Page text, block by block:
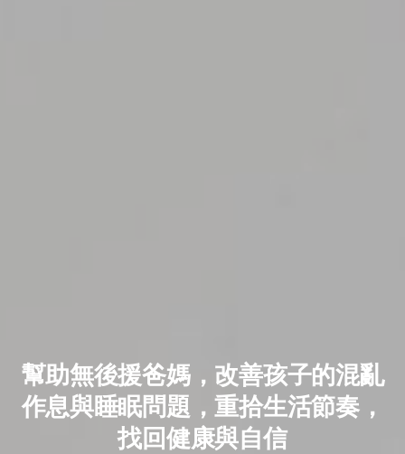
幫助無後援爸媽，改善孩子的混亂
作息與睡眠問題，重拾生活節奏，
找回健康與自信